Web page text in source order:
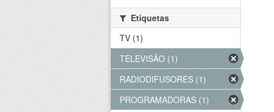
Etiquetas
TV (1)
TELEVISÃO (1)
RADIODIFUSORES (1)
PROGRAMADORAS (1)